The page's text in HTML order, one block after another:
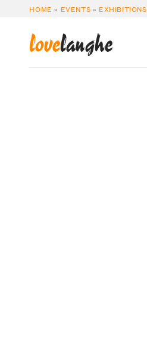
HOME » EVENTS » EXHIBITIONS
lovelanghe